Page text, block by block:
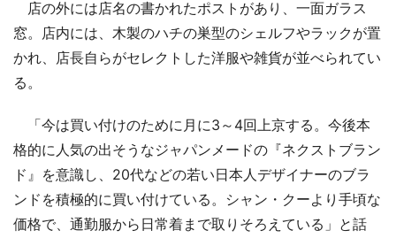
店の外には店名の書かれたポストがあり、一面ガラス
窓。店内には、木製のハチの巣型のシェルフやラックが置
かれ、店長自らがセレクトした洋服や雑貨が並べられてい
る。
「今は買い付けのために月に3～4回上京する。今後本
格的に人気の出そうなジャパンメードの『ネクストブラン
ド』を意識し、20代などの若い日本人デザイナーのブラ
ンドを積極的に買い付けている。シャン・クーより手頃な
価格で、通勤服から日常着まで取りそろえている」と話